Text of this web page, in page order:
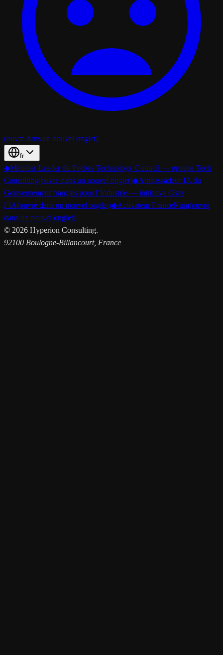
(ouvre dans un nouvel onglet)
fr
◆Member Leader du Forbes Technology Council — groupe Tech
Consulting(ouvre dans un nouvel onglet)◆Ambassadeur IA du
Gouvernement français pour l’Industrie — initiative Osez
l’IA(ouvre dans un nouvel onglet)◆Activateur FranceNum(ouvre
dans un nouvel onglet)
© 2026 Hyperion Consulting.
92100 Boulogne-Billancourt, France